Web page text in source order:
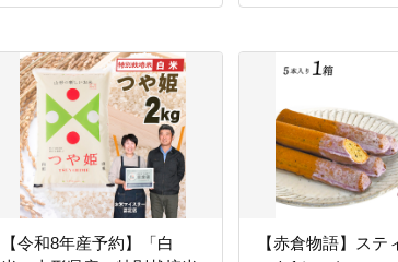
【令和8年産予約】「白
【赤倉物語】ステ